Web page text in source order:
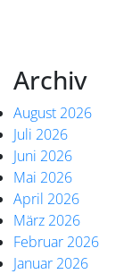
Archiv
August 2026
Juli 2026
Juni 2026
Mai 2026
April 2026
März 2026
Februar 2026
Januar 2026